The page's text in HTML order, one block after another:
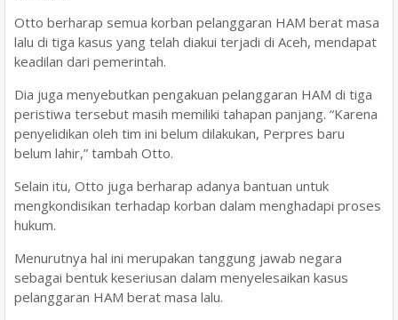
Otto berharap semua korban pelanggaran HAM berat masa
lalu di tiga kasus yang telah diakui terjadi di Aceh, mendapat
keadilan dari pemerintah.
Dia juga menyebutkan pengakuan pelanggaran HAM di tiga
peristiwa tersebut masih memiliki tahapan panjang. “Karena
penyelidikan oleh tim ini belum dilakukan, Perpres baru
belum lahir,” tambah Otto.
Selain itu, Otto juga berharap adanya bantuan untuk
mengkondisikan terhadap korban dalam menghadapi proses
hukum.
Menurutnya hal ini merupakan tanggung jawab negara
sebagai bentuk keseriusan dalam menyelesaikan kasus
pelanggaran HAM berat masa lalu.